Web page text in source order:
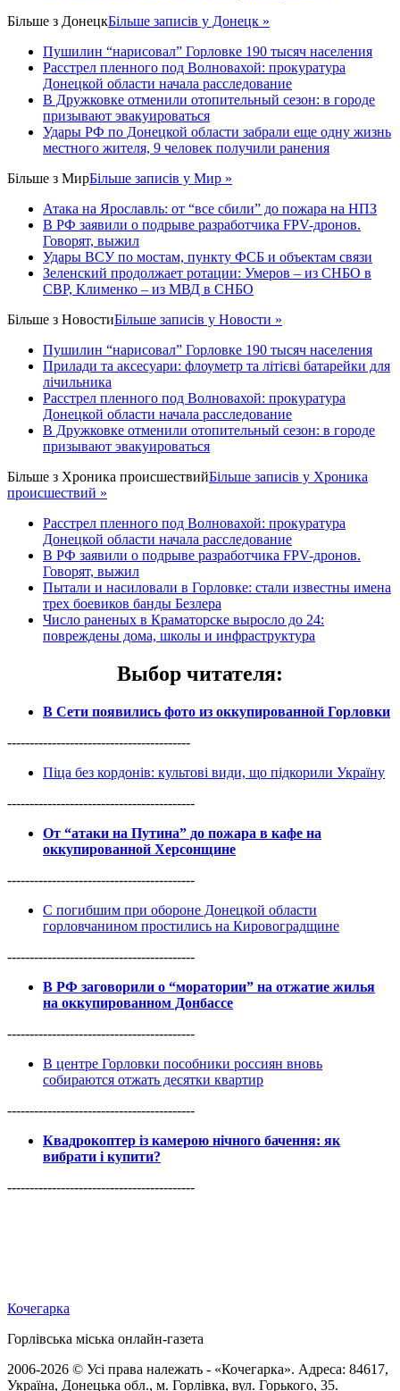
Більше з ДонецкБільше записів у Донецк »
Пушилин “нарисовал” Горловке 190 тысяч населения
Расстрел пленного под Волновахой: прокуратура
Донецкой области начала расследование
В Дружковке отменили отопительный сезон: в городе
призывают эвакуироваться
Удары РФ по Донецкой области забрали еще одну жизнь
местного жителя, 9 человек получили ранения
Більше з МирБільше записів у Мир »
Атака на Ярославль: от “все сбили” до пожара на НПЗ
В РФ заявили о подрыве разработчика FPV-дронов.
Говорят, выжил
Удары ВСУ по мостам, пункту ФСБ и объектам связи
Зеленский продолжает ротации: Умеров – из СНБО в
СВР, Клименко – из МВД в СНБО
Більше з НовостиБільше записів у Новости »
Пушилин “нарисовал” Горловке 190 тысяч населения
Прилади та аксесуари: флоуметр та літієві батарейки для
лічильника
Расстрел пленного под Волновахой: прокуратура
Донецкой области начала расследование
В Дружковке отменили отопительный сезон: в городе
призывают эвакуироваться
Більше з Хроника происшествийБільше записів у Хроника
происшествий »
Расстрел пленного под Волновахой: прокуратура
Донецкой области начала расследование
В РФ заявили о подрыве разработчика FPV-дронов.
Говорят, выжил
Пытали и насиловали в Горловке: стали известны имена
трех боевиков банды Безлера
Число раненых в Краматорске выросло до 24:
повреждены дома, школы и инфраструктура
Выбор читателя:
В Сети появились фото из оккупированной Горловки
-----------------------------------------
Піца без кордонів: культові види, що підкорили Україну
------------------------------------------
От “атаки на Путина” до пожара в кафе на
оккупированной Херсонщине
------------------------------------------
С погибшим при обороне Донецкой области
горловчанином простились на Кировоградщине
------------------------------------------
В РФ заговорили о “моратории” на отжатие жилья
на оккупированном Донбассе
------------------------------------------
В центре Горловки пособники россиян вновь
собираются отжать десятки квартир
------------------------------------------
Квадрокоптер із камерою нічного бачення: як
вибрати і купити?
------------------------------------------
Кочегарка
Горлівська міська онлайн-газета
2006-2026 © Усі права належать - «Кочегарка». Адреса: 84617,
Україна, Донецька обл., м. Горлівка, вул. Горького, 35.